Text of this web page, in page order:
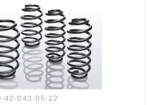
42-043-05-22